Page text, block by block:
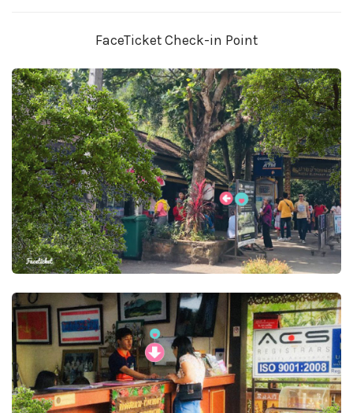
FaceTicket Check-in Point